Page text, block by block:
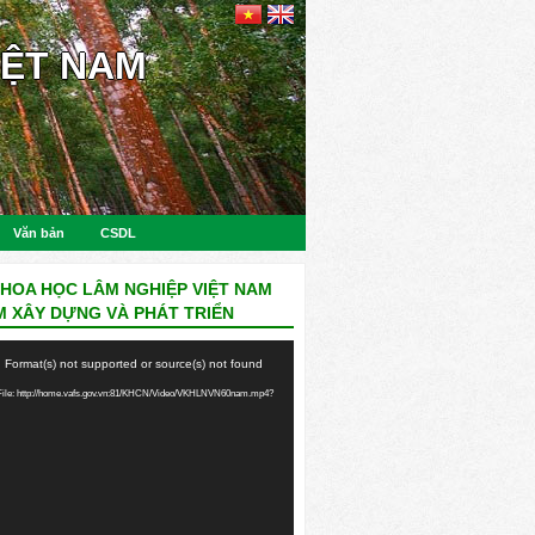
NAM
Văn bản CSDL
HỌC LÂM NGHIỆP VIỆT NAM
XÂY DỰNG VÀ PHÁT TRIỂN
Format(s) not supported or source(s) not found
http://home.vafs.gov.vn:81/KHCN/Video/VKHLNVN60nam.mp4?